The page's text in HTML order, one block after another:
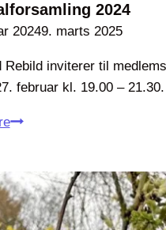
2024
20249. marts 2025
Rebild inviterer til
februar kl. 19.00 – 21.30.
Generalforsamling